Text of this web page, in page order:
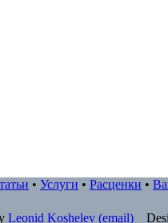
• Услуги • Расценки •
Leonid Koshelev (email)